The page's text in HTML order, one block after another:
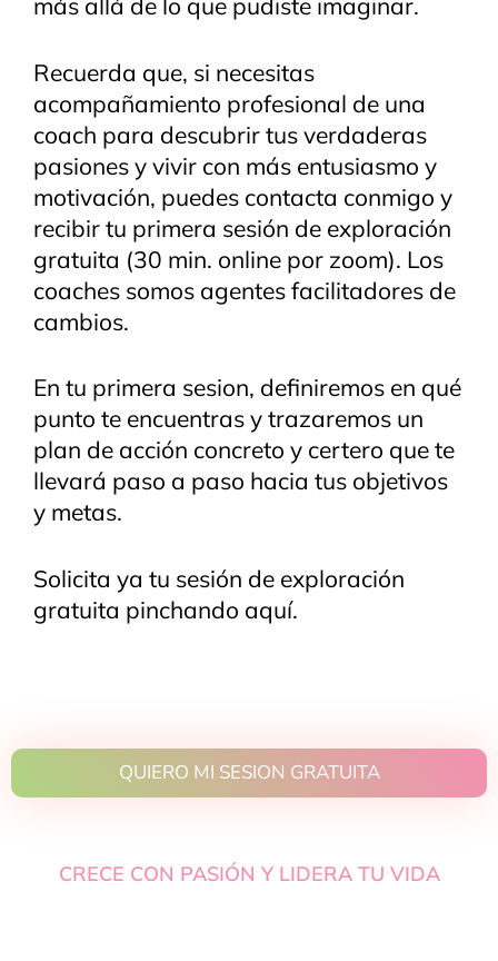
más allá de lo que pudiste imaginar.
Recuerda que, si necesitas
acompañamiento profesional de una
coach para descubrir tus verdaderas
pasiones y vivir con más entusiasmo y
motivación, puedes contacta conmigo y
recibir tu primera sesión de exploración
gratuita (30 min. online por zoom). Los
coaches somos agentes facilitadores de
cambios.
En tu primera sesion, definiremos en qué
punto te encuentras y trazaremos un
plan de acción concreto y certero que te
llevará paso a paso hacia tus objetivos
y metas.
Solicita ya tu sesión de exploración
gratuita pinchando aquí.
QUIERO MI SESION GRATUITA
CRECE CON PASIÓN Y LIDERA TU VIDA